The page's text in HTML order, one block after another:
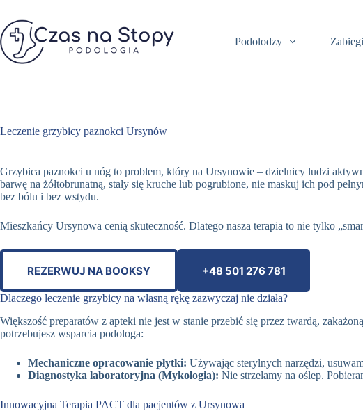
treści
Podolodzy
Zabiegi
Leczenie grzybicy paznokci Ursynów
Grzybica paznokci u nóg to problem, który na Ursynowie – dzielnicy ludzi
barwę na żółtobrunatną, stały się kruche lub pogrubione, nie maskuj ich pod
bez bólu i bez wstydu.
Mieszkańcy Ursynowa cenią skuteczność. Dlatego nasza terapia to nie tylko
REZERWUJ NA BOOKSY +48 501 276 781
Dlaczego leczenie grzybicy na własną rękę zazwyczaj nie działa?
Większość preparatów z apteki nie jest w stanie przebić się przez twardą,
potrzebujesz wsparcia podologa:
Mechaniczne opracowanie płytki: Używając sterylnych narzędzi,
Diagnostyka laboratoryjna (Mykologia): Nie strzelamy na oślep.
Innowacyjna Terapia PACT dla pacjentów z Ursynowa